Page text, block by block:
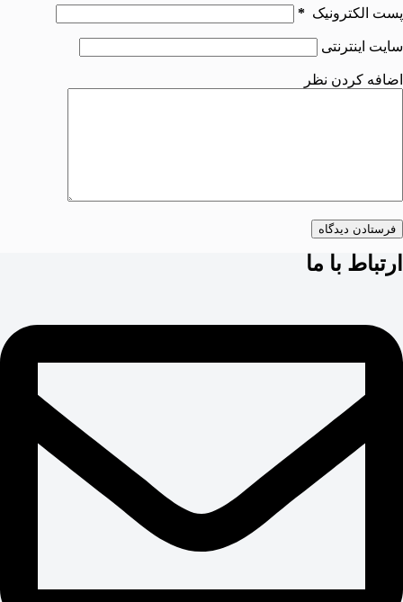
پست الکترونیک *
سایت اینترنتی
اضافه کردن نظر
فرستادن دیدگاه
ارتباط با ما